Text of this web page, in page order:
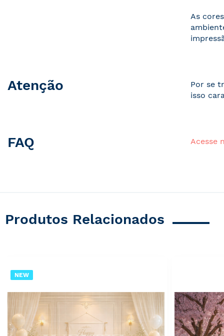
As
Atenção
Por se
isso
FAQ Acesse
Produtos Relacionados
NEW